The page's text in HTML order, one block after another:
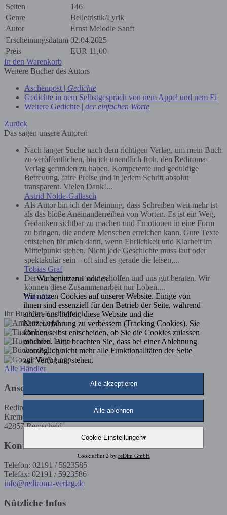
Seiten
146
Genre
Belletristik/Lyrik
Autor
Ernst Melodie Sanft
Erscheinungsdatum 02.04.2025
Preis
EUR 11,00
In den Warenkorb
Weitere Bücher des Autors
Aschenpost | Gedichte
Gedichte in nem Selbstgespräch von nem Appel und nem Ei
Weitere Gedichte | der einfachen Worte
Zurück
Das sagen unsere Autoren
Nach langer Suche nach dem richtigen Verlag, um mein Buch
zu veröffentlichen, bin ich unendlich froh, den Rediroma-
Verlag gefunden zu haben. Kompetente und geduldige
Betreuung, faire Preise und in jedem Schritt absolut
transparent. Vielen Dank!...
Astrid Nolde-Gallasch
Als Autor bin ich der Meinung, dass Schreiben weit mehr ist
als das bloße Aneinanderreihen von Worten. Es ist ein Weg,
Gedanken sichtbar zu machen und Emotionen in eine Form
zu bringen, die andere Menschen erreichen kann. Gute Texte
entstehen für mich dann, wenn Ehrlichkeit und Klarheit im
Mittelpunkt stehen. Nicht jede Geschichte muss laut oder
spektakulär sein – oft sind es gerade die leisen,...
Tobias Graf
Der Verlag hat uns sehr geholfen und uns gut beraten. Wir
können diese Zusammenarbeit nur Loben....
Luis Are
Ihr Buch im Buchhandel
Alle Händler
Anschrift
Rediroma-Verlag
Kremenholler Str. 53
42857 Remscheid
Kontakt
Telefon: 02191 / 5923585
Telefax: 02191 / 5923586
info@rediroma-verlag.de
Nützliche Infos
Wir benutzen Cookies
Wir nutzen Cookies auf unserer Website. Einige von
ihnen sind essenziell für den Betrieb der Seite, während
andere uns helfen, diese Website und die
Nutzererfahrung zu verbessern (Tracking Cookies). Sie
können selbst entscheiden, ob Sie die Cookies zulassen
möchten. Bitte beachten Sie, dass bei einer Ablehnung
womöglich nicht mehr alle Funktionalitäten der Seite
zur Verfügung stehen.
Alle akzeptieren
Alle ablehnen
Cookie-Einstellungen▾
CookieHint 2 by reDim GmbH